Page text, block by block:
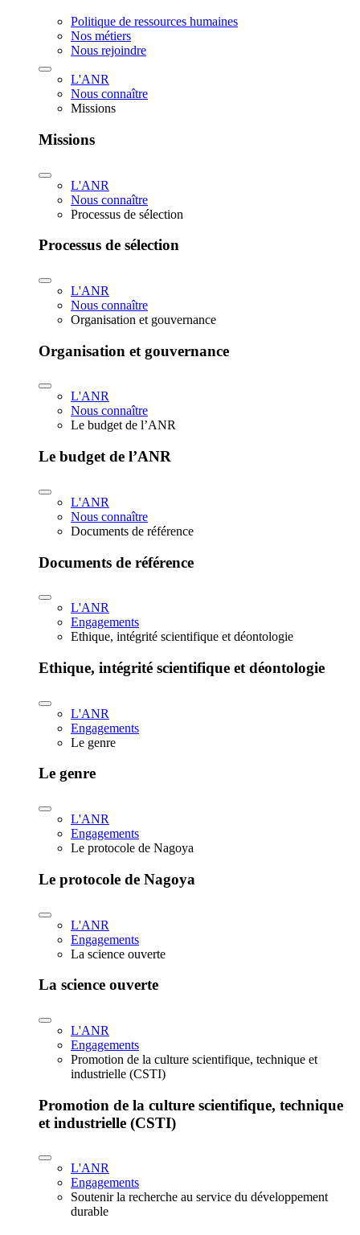
Politique de ressources humaines
Nos métiers
Nous rejoindre
L'ANR
Nous connaître
Missions
Missions
L'ANR
Nous connaître
Processus de sélection
Processus de sélection
L'ANR
Nous connaître
Organisation et gouvernance
Organisation et gouvernance
L'ANR
Nous connaître
Le budget de l’ANR
Le budget de l’ANR
L'ANR
Nous connaître
Documents de référence
Documents de référence
L'ANR
Engagements
Ethique, intégrité scientifique et déontologie
Ethique, intégrité scientifique et déontologie
L'ANR
Engagements
Le genre
Le genre
L'ANR
Engagements
Le protocole de Nagoya
Le protocole de Nagoya
L'ANR
Engagements
La science ouverte
La science ouverte
L'ANR
Engagements
Promotion de la culture scientifique, technique et
industrielle (CSTI)
Promotion de la culture scientifique, technique
et industrielle (CSTI)
L'ANR
Engagements
Soutenir la recherche au service du développement
durable